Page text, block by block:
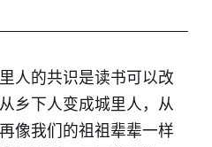
人的共识是读书可以改
乡下人变成城里人，从
像我们的祖祖辈辈一样